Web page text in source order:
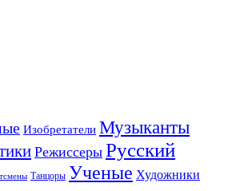
Изобретатели Музыканты
Режиссеры Русский
Танцоры Ученые Художники